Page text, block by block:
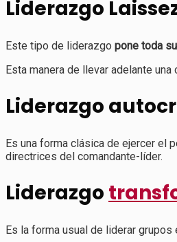
Liderazgo
Este tipo de liderazgo pone toda
Esta manera de llevar adelante una
Liderazgo
Es una forma clásica de ejercer el
directrices del comandante-líder.
Liderazgo
Es la forma usual de liderar grupos